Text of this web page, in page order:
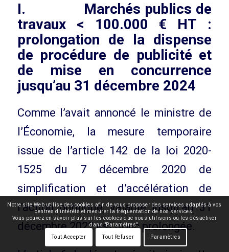
I. Marchés publics de
travaux < 100.000 € HT :
prolongation de la dispense
de procédure de publicité et
de mise en concurrence
jusqu’au 31 décembre 2024
Comme l’avait annoncé le ministre de
l’Économie, la mesure temporaire
issue de l’article 142 de la loi 2020-
1525 du 7 décembre 2020 de
simplification et d’accélération de
l’action publique, valable jusqu’au 31
décembre 2022 est donc prolongée.
Notre site Web utilise des cookies afin de vous proposer des services adaptés à vos
centres d'intérêts et mesurer la fréquentation de nos services.
Vous pouvez en savoir plus sur les cookies que nous utilisons ou les désactiver
dans "Paramètres".
Tout Accepter Tout Refuser Paramètres